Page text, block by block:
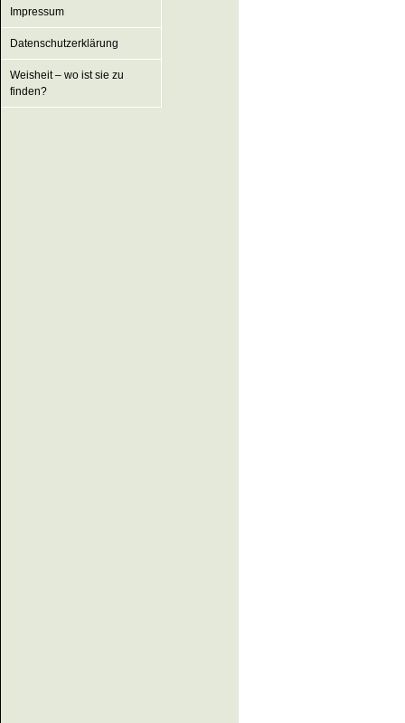
Impressum
Datenschutzerklärung
Weisheit – wo ist sie zu
finden?